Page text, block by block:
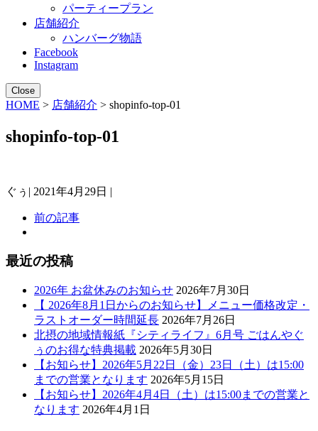
パーティープラン
店舗紹介
ハンバーグ物語
Facebook
Instagram
Close
HOME > 店舗紹介 > shopinfo-top-01
shopinfo-top-01
ぐぅ | 2021年4月29日 |
前の記事
最近の投稿
2026年 お盆休みのお知らせ 2026年7月30日
【 2026年8月1日からのお知らせ】メニュー価格改定・
ラストオーダー時間延長 2026年7月26日
北摂の地域情報紙『シティライフ』6月号 ごはんやぐ
ぅのお得な特典掲載 2026年5月30日
【お知らせ】2026年5月22日（金）23日（土）は15:00
までの営業となります 2026年5月15日
【お知らせ】2026年4月4日（土）は15:00までの営業と
なります 2026年4月1日